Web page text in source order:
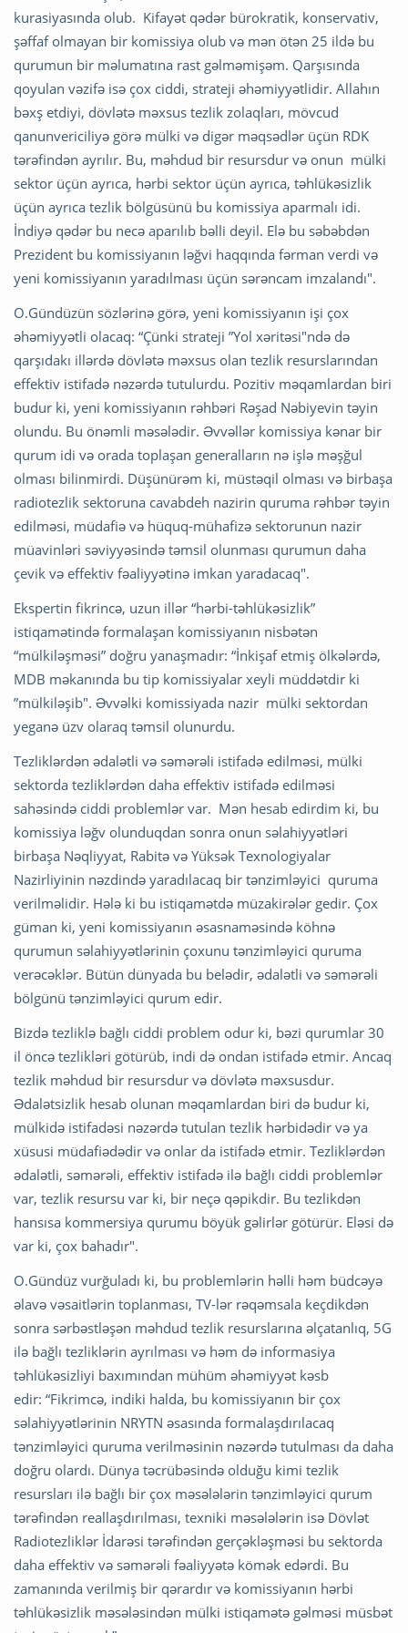
kurasiyasında olub. Kifayət qədər bürokratik, konservativ,
şəffaf olmayan bir komissiya olub və mən ötən 25 ildə bu
qurumun bir məlumatına rast gəlməmişəm. Qarşısında
qoyulan vəzifə isə çox ciddi, strateji əhəmiyyətlidir. Allahın
bəxş etdiyi, dövlətə məxsus tezlik zolaqları, mövcud
qanunvericiliyə görə mülki və digər məqsədlər üçün RDK
tərəfindən ayrılır. Bu, məhdud bir resursdur və onun mülki
sektor üçün ayrıca, hərbi sektor üçün ayrıca, təhlükəsizlik
üçün ayrıca tezlik bölgüsünü bu komissiya aparmalı idi.
İndiyə qədər bu necə aparılıb bəlli deyil. Elə bu səbəbdən
Prezident bu komissiyanın ləğvi haqqında fərman verdi və
yeni komissiyanın yaradılması üçün sərəncam imzalandı".
O.Gündüzün sözlərinə görə, yeni komissiyanın işi çox
əhəmiyyətli olacaq: “Çünki strateji ”Yol xəritəsi"ndə də
qarşıdakı illərdə dövlətə məxsus olan tezlik resurslarından
effektiv istifadə nəzərdə tutulurdu. Pozitiv məqamlardan biri
budur ki, yeni komissiyanın rəhbəri Rəşad Nəbiyevin təyin
olundu. Bu önəmli məsələdir. Əvvəllər komissiya kənar bir
qurum idi və orada toplaşan generalların nə işlə məşğul
olması bilinmirdi. Düşünürəm ki, müstəqil olması və birbaşa
radiotezlik sektoruna cavabdeh nazirin quruma rəhbər təyin
edilməsi, müdafiə və hüquq-mühafizə sektorunun nazir
müavinləri səviyyəsində təmsil olunması qurumun daha
çevik və effektiv fəaliyyətinə imkan yaradacaq".
Ekspertin fikrincə, uzun illər “hərbi-təhlükəsizlik”
istiqamətində formalaşan komissiyanın nisbətən
“mülkiləşməsi” doğru yanaşmadır: “İnkişaf etmiş ölkələrdə,
MDB məkanında bu tip komissiyalar xeyli müddətdir ki
”mülkiləşib". Əvvəlki komissiyada nazir mülki sektordan
yeganə üzv olaraq təmsil olunurdu.
Tezliklərdən ədalətli və səmərəli istifadə edilməsi, mülki
sektorda tezliklərdən daha effektiv istifadə edilməsi
sahəsində ciddi problemlər var. Mən hesab edirdim ki, bu
komissiya ləğv olunduqdan sonra onun səlahiyyətləri
birbaşa Nəqliyyat, Rabitə və Yüksək Texnologiyalar
Nazirliyinin nəzdində yaradılacaq bir tənzimləyici quruma
verilməlidir. Hələ ki bu istiqamətdə müzakirələr gedir. Çox
güman ki, yeni komissiyanın əsasnaməsində köhnə
qurumun səlahiyyətlərinin çoxunu tənzimləyici quruma
verəcəklər. Bütün dünyada bu belədir, ədalətli və səmərəli
bölgünü tənzimləyici qurum edir.
Bizdə tezliklə bağlı ciddi problem odur ki, bəzi qurumlar 30
il öncə tezlikləri götürüb, indi də ondan istifadə etmir. Ancaq
tezlik məhdud bir resursdur və dövlətə məxsusdur.
Ədalətsizlik hesab olunan məqamlardan biri də budur ki,
mülkidə istifadəsi nəzərdə tutulan tezlik hərbidədir və ya
xüsusi müdafiədədir və onlar da istifadə etmir. Tezliklərdən
ədalətli, səmərəli, effektiv istifadə ilə bağlı ciddi problemlər
var, tezlik resursu var ki, bir neçə qəpikdir. Bu tezlikdən
hansısa kommersiya qurumu böyük gəlirlər götürür. Eləsi də
var ki, çox bahadır".
O.Gündüz vurğuladı ki, bu problemlərin həlli həm büdcəyə
əlavə vəsaitlərin toplanması, TV-lər rəqəmsala keçdikdən
sonra sərbəstləşən məhdud tezlik resurslarına əlçatanlıq, 5G
ilə bağlı tezliklərin ayrılması və həm də informasiya
təhlükəsizliyi baxımından mühüm əhəmiyyət kəsb
edir: “Fikrimcə, indiki halda, bu komissiyanın bir çox
səlahiyyətlərinin NRYTN əsasında formalaşdırılacaq
tənzimləyici quruma verilməsinin nəzərdə tutulması da daha
doğru olardı. Dünya təcrübəsində olduğu kimi tezlik
resursları ilə bağlı bir çox məsələlərin tənzimləyici qurum
tərəfindən reallaşdırılması, texniki məsələlərin isə Dövlət
Radiotezliklər İdarəsi tərəfindən gerçəkləşməsi bu sektorda
daha effektiv və səmərəli fəaliyyətə kömək edərdi. Bu
zamanında verilmiş bir qərardır və komissiyanın hərbi
təhlükəsizlik məsələsindən mülki istiqamətə gəlməsi müsbət